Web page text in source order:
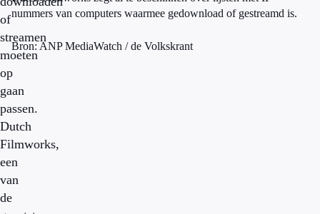
of
streamen
moeten
op
gaan
passen.
Dutch
Filmworks,
een
van
de
nummers van computers waarmee gedownload of gestreamd is.
Bron: ANP MediaWatch / de Volkskrant